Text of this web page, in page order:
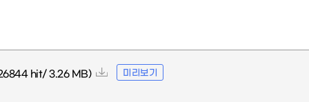
hit/ 3.26 MB) 미리보기